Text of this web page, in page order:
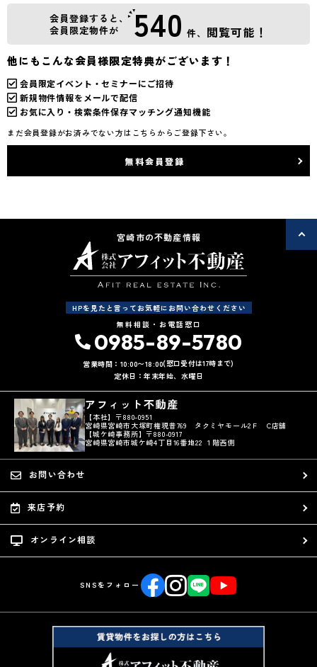
会員登録すると、
会員限定物件が
540 件、 閲覧可能！
他にもこんな会員様限定特典がございます！
会員限定イベント・セミナーにご招待
新規物件情報をメールで配信
お気に入り・検索条件保存マッチング通知機能
まだ会員登録がお済みでない方はこちらからご登録下さい。
無料会員登録
宮崎市の不動産情報
HPを見たと言ってお気軽にお問い合わせください
無料相談・お電話窓口
0985-89-5780
営業時間：10:00〜18:00(窓口受付は17時まで)
定休日：年末年始、水曜日
アフィット不動産
【本社】〒880-0951
宮崎県宮崎市大塚町権現昔769 タクミヤモール2Ｆ C店舗
【城ケ崎事務所】〒880-0917
宮崎県宮崎市城ケ崎4丁目16番地22 １階西側
お問い合わせ
来店予約
オンライン相談
SNSをフォロー